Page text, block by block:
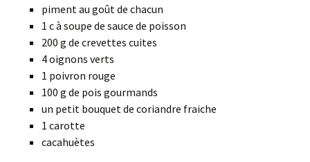
piment au goût de chacun
1 c à soupe de sauce de poisson
200 g de crevettes cuites
4 oignons verts
1 poivron rouge
100 g de pois gourmands
un petit bouquet de coriandre fraiche
1 carotte
cacahuètes